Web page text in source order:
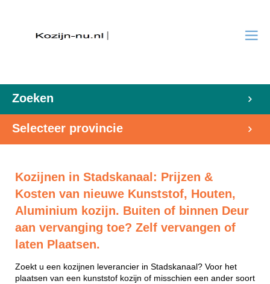
Zoeken
Selecteer provincie
Kozijnen in Stadskanaal: Prijzen &
Kosten van nieuwe Kunststof, Houten,
Aluminium kozijn. Buiten of binnen Deur
aan vervanging toe? Zelf vervangen of
laten Plaatsen.
Zoekt u een kozijnen leverancier in Stadskanaal? Voor het
plaatsen van een kunststof kozijn of misschien een ander soort